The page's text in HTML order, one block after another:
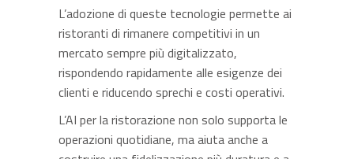
L’adozione di queste tecnologie permette ai
ristoranti di rimanere competitivi in un
mercato sempre più digitalizzato,
rispondendo rapidamente alle esigenze dei
clienti e riducendo sprechi e costi operativi.
L’AI per la ristorazione non solo supporta le
operazioni quotidiane, ma aiuta anche a